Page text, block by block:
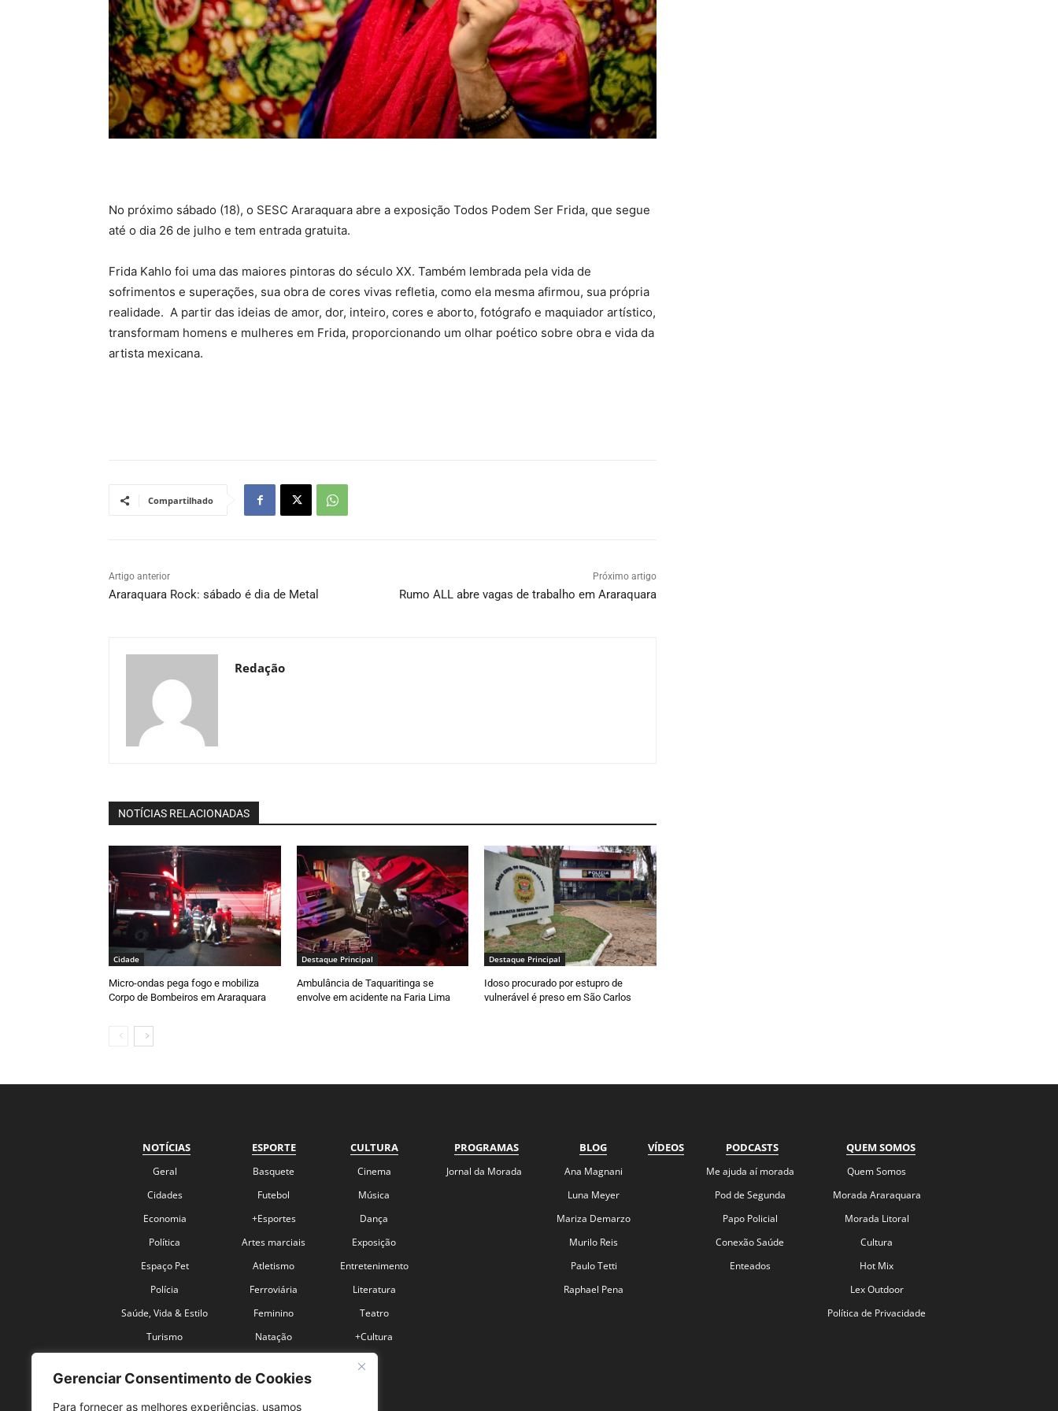
Gerenciar Consentimento de Cookies
Para fornecer as melhores experiências, usamos
No próximo sábado (18), o SESC Araraquara abre a exposição Todos Podem Ser Frida, que segue
até o dia 26 de julho e tem entrada gratuita.
Frida Kahlo foi uma das maiores pintoras do século XX. Também lembrada pela vida de
sofrimentos e superações, sua obra de cores vivas refletia, como ela mesma afirmou, sua própria
realidade. A partir das ideias de amor, dor, inteiro, cores e aborto, fotógrafo e maquiador artístico,
transformam homens e mulheres em Frida, proporcionando um olhar poético sobre obra e vida da
artista mexicana.
Compartilhado
Artigo anterior
Araraquara Rock: sábado é dia de Metal
Próximo artigo
Rumo ALL abre vagas de trabalho em Araraquara
Redação
NOTÍCIAS RELACIONADAS
Cidade
Micro-ondas pega fogo e mobiliza
Corpo de Bombeiros em Araraquara
Destaque Principal
Ambulância de Taquaritinga se
envolve em acidente na Faria Lima
Destaque Principal
Idoso procurado por estupro de
vulnerável é preso em São Carlos
NOTÍCIAS
Geral
Cidades
Economia
Política
Espaço Pet
Polícia
Saúde, Vida & Estilo
Turismo
ESPORTE
Basquete
Futebol
+Esportes
Artes marciais
Atletismo
Ferroviária
Feminino
Natação
CULTURA
Cinema
Música
Dança
Exposição
Entretenimento
Literatura
Teatro
+Cultura
PROGRAMAS
Jornal da Morada
BLOG
Ana Magnani
Luna Meyer
Mariza Demarzo
Murilo Reis
Paulo Tetti
Raphael Pena
VÍDEOS PODCASTS
Me ajuda aí morada
Pod de Segunda
Papo Policial
Conexão Saúde
Enteados
QUEM SOMOS
Quem Somos
Morada Araraquara
Morada Litoral
Cultura
Hot Mix
Lex Outdoor
Política de Privacidade